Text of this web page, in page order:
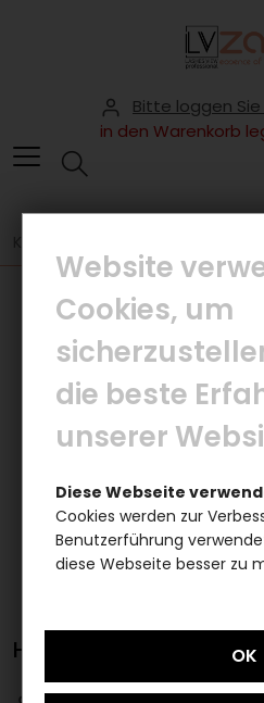
Bitte loggen Sie
in den Warenkorb
HYALURON BOOSTER
Website
Cookies, um
die beste
unserer
Diese Webseite
Cookies werden zur
Benutzerführung
diese Webseite besser zu